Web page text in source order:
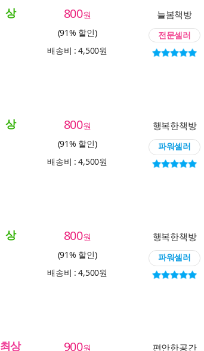
상 800원
(91% 할인)
배송비 : 4,500원
늘봄책방
전문셀러
상 800원
(91% 할인)
배송비 : 4,500원
행복한책방
파워셀러
상 800원
(91% 할인)
배송비 : 4,500원
행복한책방
파워셀러
최상 900원 편안한공간